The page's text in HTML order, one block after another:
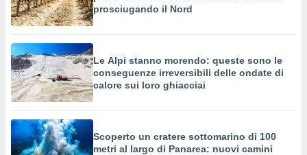
prosciugando il Nord
Le Alpi stanno morendo: queste sono le
conseguenze irreversibili delle ondate di
calore sui loro ghiacciai
Scoperto un cratere sottomarino di 100
metri al largo di Panarea: nuovi camini